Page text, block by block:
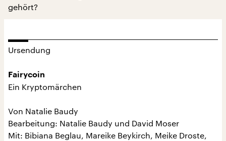
gehört?
Ursendung
Fairycoin
Ein Kryptomärchen
Von Natalie Baudy
Bearbeitung: Natalie Baudy und David Moser
Mit: Bibiana Beglau, Mareike Beykirch, Meike Droste,